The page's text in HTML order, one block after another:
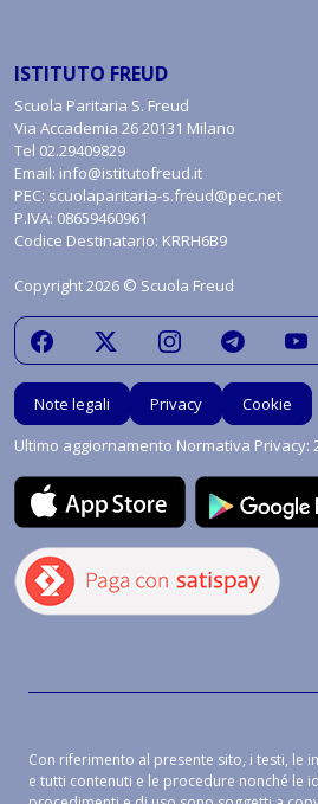
ISTITUTO FREUD
Scuola Paritaria S. Freud
Via Accademia 26 20131 Milano
Tel 02.29409829
Email: info@istitutofreud.it
PEC: scuolaparitaria-s.freud@pec.net
P.IVA: 08659460961
Codice Destinatario: KRRH6B9
Copyright 2026 © Scuola Freud
Note legali Privacy
Cookie
Ultimo aggiornamento Normativa Privacy:
Con riferimento al presente sito, i testi, le
e tutti contenuti e le procedure nonché le